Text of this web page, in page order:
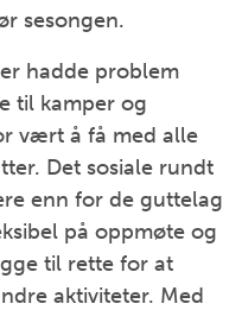
sesongen.
hadde problem
til kamper og
vært å få med alle
Det sosiale rundt
enn for de guttelag
på oppmøte og
til rette for at
aktiviteter. Med